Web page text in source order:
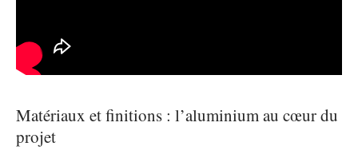
Matériaux et finitions : l’aluminium au cœur du
projet